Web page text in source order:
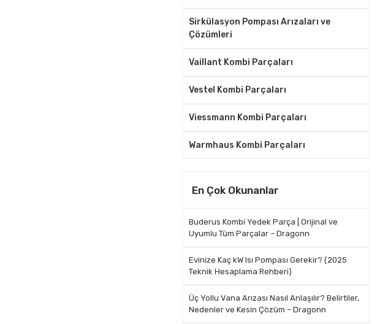
Sirkülasyon Pompası Arızaları ve
Çözümleri
Vaillant Kombi Parçaları
Vestel Kombi Parçaları
Viessmann Kombi Parçaları
Warmhaus Kombi Parçaları
En Çok Okunanlar
Buderus Kombi Yedek Parça | Orijinal ve
Uyumlu Tüm Parçalar – Dragonn
Evinize Kaç kW Isı Pompası Gerekir? (2025
Teknik Hesaplama Rehberi)
Üç Yollu Vana Arızası Nasıl Anlaşılır? Belirtiler,
Nedenler ve Kesin Çözüm – Dragonn